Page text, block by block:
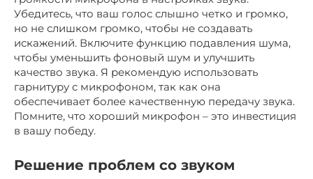
Убедитесь, что ваш голос слышно четко и громко,
но не слишком громко, чтобы не создавать
искажений. Включите функцию подавления шума,
чтобы уменьшить фоновый шум и улучшить
качество звука. Я рекомендую использовать
гарнитуру с микрофоном, так как она
обеспечивает более качественную передачу звука.
Помните, что хороший микрофон – это инвестиция
в вашу победу.
Решение проблем со звуком